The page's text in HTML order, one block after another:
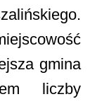
gmina
liczby